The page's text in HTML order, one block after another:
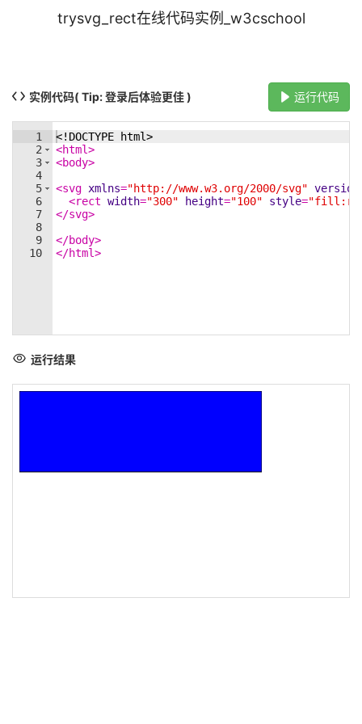
trysvg_rect在线代码实例_w3cschool
实例代码( Tip: 登录后体验更佳 ) 运行代码
1
2
3
4
5
6
7
8
9
10
<! DOCTYPE html>
<html>
<body>
<svg xmlns="http://www.w3.org/2000/svg" version
<rect width="300" height="100" style=
</svg>
</body>
</html>
运行结果